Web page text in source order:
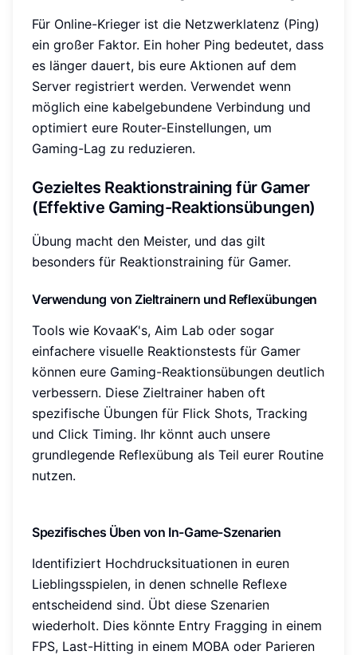
Für Online-Krieger ist die Netzwerklatenz (Ping)
ein großer Faktor. Ein hoher Ping bedeutet, dass
es länger dauert, bis eure Aktionen auf dem
Server registriert werden. Verwendet wenn
möglich eine kabelgebundene Verbindung und
optimiert eure Router-Einstellungen, um
Gaming-Lag zu reduzieren.
Gezieltes Reaktionstraining für Gamer
(Effektive Gaming-Reaktionsübungen)
Übung macht den Meister, und das gilt
besonders für Reaktionstraining für Gamer.
Verwendung von Zieltrainern und Reflexübungen
Tools wie KovaaK's, Aim Lab oder sogar
einfachere visuelle Reaktionstests für Gamer
können eure Gaming-Reaktionsübungen deutlich
verbessern. Diese Zieltrainer haben oft
spezifische Übungen für Flick Shots, Tracking
und Click Timing. Ihr könnt auch unsere
grundlegende Reflexübung als Teil eurer Routine
nutzen.
Spezifisches Üben von In-Game-Szenarien
Identifiziert Hochdrucksituationen in euren
Lieblingsspielen, in denen schnelle Reflexe
entscheidend sind. Übt diese Szenarien
wiederholt. Dies könnte Entry Fragging in einem
FPS, Last-Hitting in einem MOBA oder Parieren